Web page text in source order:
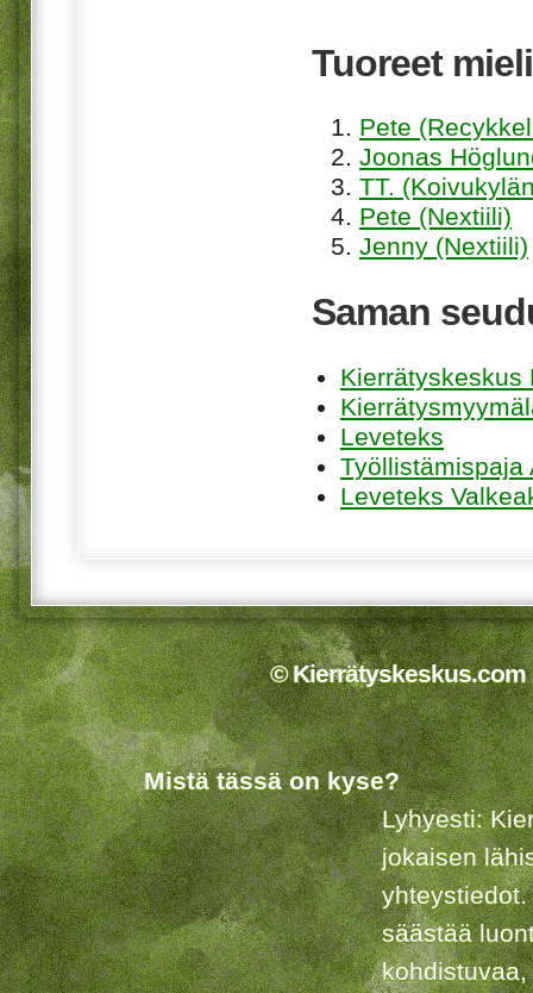
Tuoreet
Pete
Joonas
TT.
Pete (Nextiili)
Jenny (Nextiili)
Saman
Kierrätyskeskus
Leveteks
Työllistämispaja
Leveteks
© Kierrätyskeskus.com
Mistä tässä on kyse?
Lyhyesti:
jokaisen
säästää